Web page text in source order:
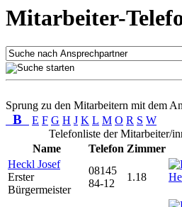
Mitarbeiter-
Sprung zu den Mitarbeitern mit dem
B E F G H J K L M O R S W
Telefonliste der Mitarbeiter/
Name
Telefon Zimmer
Heckl Josef
Erster
Bürgermeister
08145
84-12
1.18